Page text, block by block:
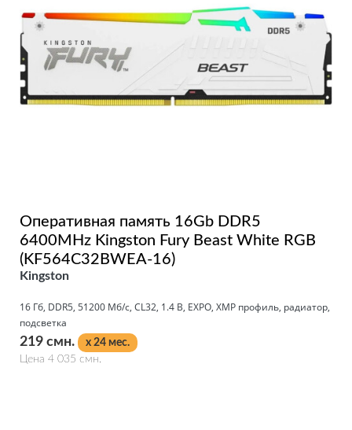
Оперативная память 16Gb DDR5
6400MHz Kingston Fury Beast White RGB
(KF564C32BWEA-16)
Kingston
16 Гб, DDR5, 51200 Мб/с, CL32, 1.4 В, EXPO, XMP профиль, радиатор,
подсветка
219 смн.
x 24 мес.
Цена 4 035 смн.